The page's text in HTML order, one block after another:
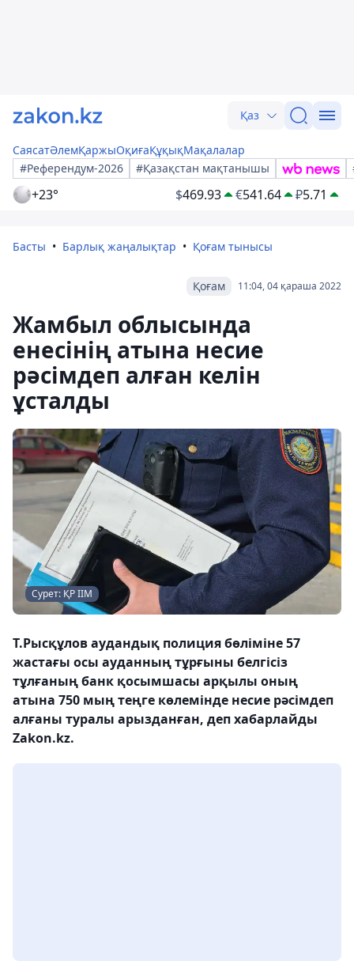
Қаз
СаясатӘлемҚаржыОқиғаҚұқықМақалалар
#Референдум-2026
#Қазақстан мақтанышы
+23° $469.93 €541.64 ₽5.71
Басты Барлық жаңалықтар Қоғам тынысы
11:04, 04 қараша 2022
Қоғам
Жамбыл облысында
енесінің атына несие
рәсімдеп алған келін
ұсталды
Сурет: ҚР ІІМ
Т.Рысқұлов аудандық полиция бөліміне 57
жастағы осы ауданның тұрғыны белгісіз
тұлғаның банк қосымшасы арқылы оның
атына 750 мың теңге көлемінде несие рәсімдеп
алғаны туралы арызданған, деп хабарлайды
Zakon.kz.